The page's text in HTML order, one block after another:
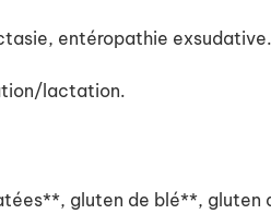
entéropathie exsudative.
lactation.
gluten de blé**,